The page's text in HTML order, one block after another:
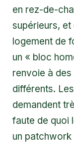
en rez-de-
supérieurs, et
logement de
un « bloc
renvoie à
différents.
demandent
faute de quoi
un patchwork